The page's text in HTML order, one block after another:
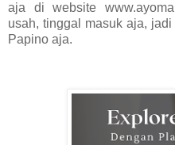
aja di website
usah, tinggal masuk aja,
Papino aja.